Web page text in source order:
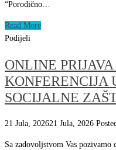
“Porodično…
Read More
Podijeli
ONLINE
KONFERENCIJA
SOCIJALNE
21 Jula, 202621 Jula, 2026
Sa zadovoljstvom Vas